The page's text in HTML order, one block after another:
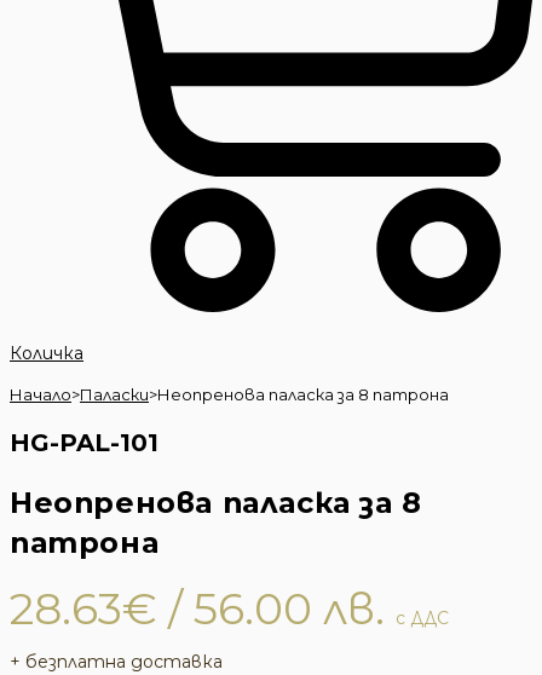
Количка
Начало>Паласки>Неопренова паласка за 8 патрона
HG-PAL-101
Неопренова паласка за 8
патрона
28.63€ / 56.00 лв.
с ДДС
+ безплатна доставка